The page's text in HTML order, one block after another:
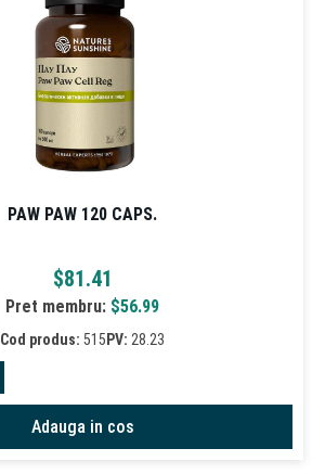
PAW PAW 120 CAPS.
$81.41
Pret membru: $56.99
Cod produs: 515 PV: 28.23
Adauga in cos